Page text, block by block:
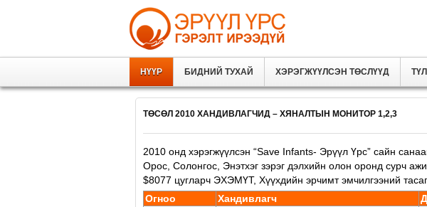
НҮҮР БИДНИЙ ТУХАЙ ХЭРЭГЖҮҮЛСЭН ТӨСЛҮҮД
ТӨСӨЛ 2010 ХАНДИВЛАГЧИД – ХЯНАЛТЫН МОНИТОР 1,2,3
2010 онд хэрэгжүүлсэн “Save Infants- Эрүүл Үрс” сайн
Орос, Солонгос, Энэтхэг зэрэг дэлхийн олон оронд сурч
$8077 цугларч ЭХЭМҮТ, Хүүхдийн эрчимт эмчилгээний
Огноо
Хандивлагч